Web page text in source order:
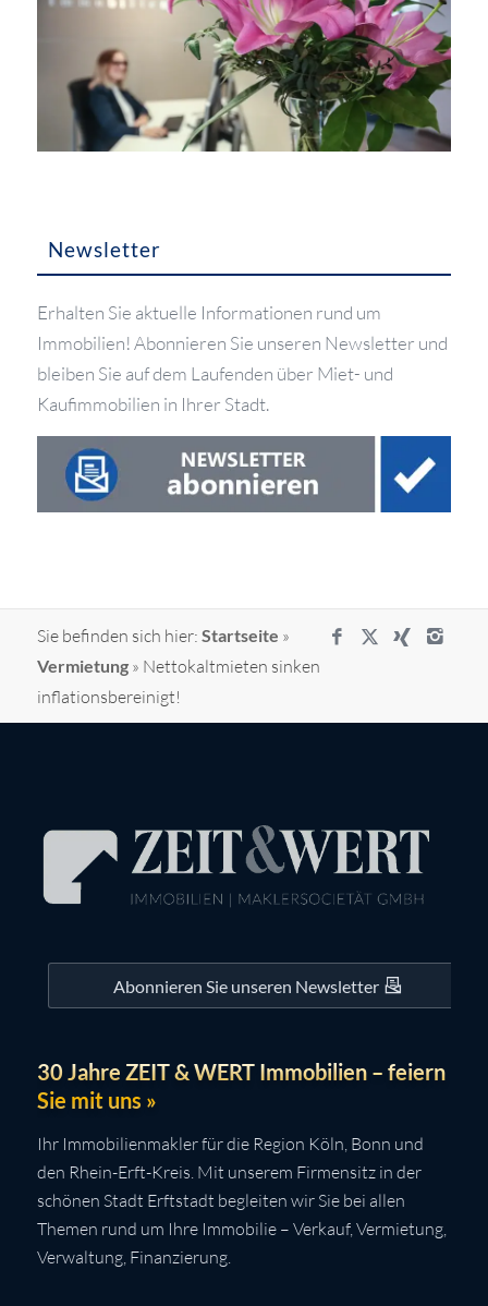
Newsletter
Erhalten Sie aktuelle Informationen rund um
Immobilien! Abonnieren Sie unseren Newsletter und
bleiben Sie auf dem Laufenden über Miet- und
Kaufimmobilien in Ihrer Stadt.
Sie befinden sich hier: Startseite »
Vermietung» Nettokaltmieten sinken
inflationsbereinigt!
Abonnieren Sie unseren Newsletter
30 Jahre ZEIT & WERT Immobilien – feiern
Sie mit uns »
Ihr Immobilienmakler für die Region Köln, Bonn und
den Rhein-Erft-Kreis. Mit unserem Firmensitz in der
schönen Stadt Erftstadt begleiten wir Sie bei allen
Themen rund um Ihre Immobilie – Verkauf, Vermietung,
Verwaltung, Finanzierung.